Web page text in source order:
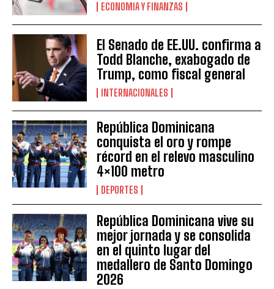
ECONOMIA Y FINANZAS
El Senado de EE.UU. confirma a
Todd Blanche, exabogado de
Trump, como fiscal general
INTERNACIONALES
República Dominicana
conquista el oro y rompe
récord en el relevo masculino
4×100 metro
DEPORTES
República Dominicana vive su
mejor jornada y se consolida
en el quinto lugar del
medallero de Santo Domingo
2026